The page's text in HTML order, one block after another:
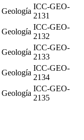
Geología
ICC-GEO-
2131
Geología
ICC-GEO-
2132
Geología
ICC-GEO-
2133
Geología
ICC-GEO-
2134
Geología
ICC-GEO-
2135